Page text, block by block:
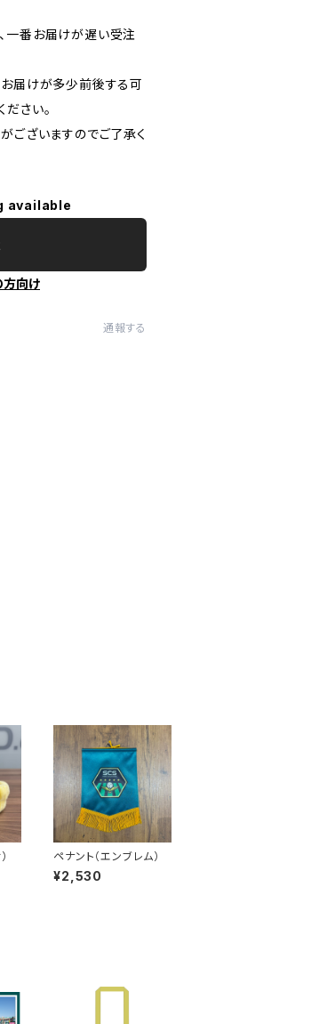
一番お届けが遅い受注
お届けが多少前後する可
さい。
ございますのでご了承く
available
方向け
通報する
ペナント（エンブレム）
¥2,530